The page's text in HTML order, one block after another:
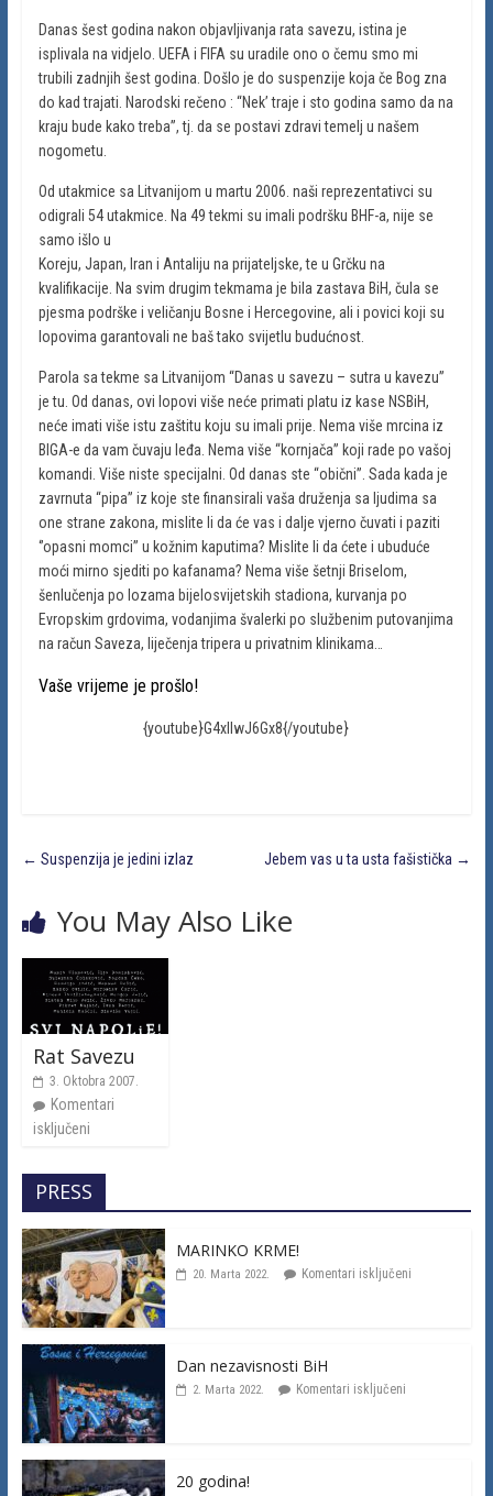
Danas šest godina nakon objavljivanja rata savezu, istina je
isplivala na vidjelo. UEFA i FIFA su uradile ono o čemu smo mi
trubili zadnjih šest godina. Došlo je do suspenzije koja če Bog zna
do kad trajati. Narodski rečeno : “Nek’ traje i sto godina samo da na
kraju bude kako treba”, tj. da se postavi zdravi temelj u našem
nogometu.
Od utakmice sa Litvanijom u martu 2006. naši reprezentativci su
odigrali 54 utakmice. Na 49 tekmi su imali podršku BHF-a, nije se
samo išlo u
Koreju, Japan, Iran i Antaliju na prijateljske, te u Grčku na
kvalifikacije. Na svim drugim tekmama je bila zastava BiH, čula se
pjesma podrške i veličanju Bosne i Hercegovine, ali i povici koji su
lopovima garantovali ne baš tako svijetlu budućnost.
Parola sa tekme sa Litvanijom “Danas u savezu – sutra u kavezu”
je tu. Od danas, ovi lopovi više neće primati platu iz kase NSBiH,
neće imati više istu zaštitu koju su imali prije. Nema više mrcina iz
BIGA-e da vam čuvaju leđa. Nema više “kornjača” koji rade po vašoj
komandi. Više niste specijalni. Od danas ste “obični”. Sada kada je
zavrnuta “pipa” iz koje ste finansirali vaša druženja sa ljudima sa
one strane zakona, mislite li da će vas i dalje vjerno čuvati i paziti
‘’opasni momci’’ u kožnim kaputima? Mislite li da ćete i ubuduće
moći mirno sjediti po kafanama? Nema više šetnji Briselom,
šenlučenja po lozama bijelosvijetskih stadiona, kurvanja po
Evropskim grdovima, vodanjima švalerki po službenim putovanjima
na račun Saveza, liječenja tripera u privatnim klinikama…
Vaše vrijeme je prošlo!
{youtube}G4xIIwJ6Gx8{/youtube}
← Suspenzija je jedini izlaz Jebem vas u ta usta fašistička →
You May Also Like
Rat Savezu
3. Oktobra 2007.
Komentari
isključeni
PRESS
MARINKO KRME!
20. Marta 2022. Komentari isključeni
Dan nezavisnosti BiH
2. Marta 2022. Komentari isključeni
20 godina!